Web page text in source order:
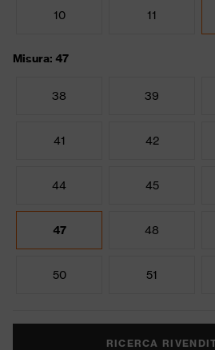
10 11
Misura: 47
38 39
41 42
44 45
47 48
50 51
RICERCA